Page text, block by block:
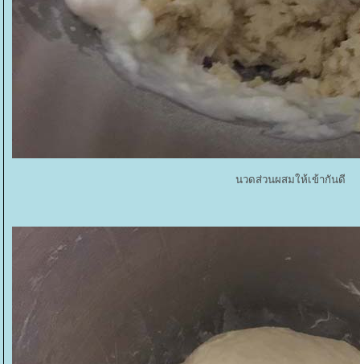
นวดส่วนผสมให้เข้ากันดี